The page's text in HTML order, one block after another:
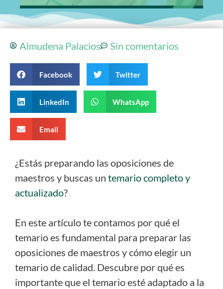
Almudena Palacios Sin comentarios
Facebook Twitter
LinkedIn WhatsApp
Email
¿Estás preparando las oposiciones de
maestros y buscas un temario completo y
actualizado?
En este artículo te contamos por qué el
temario es fundamental para preparar las
oposiciones de maestros y cómo elegir un
temario de calidad. Descubre por qué es
importante que el temario esté adaptado a la